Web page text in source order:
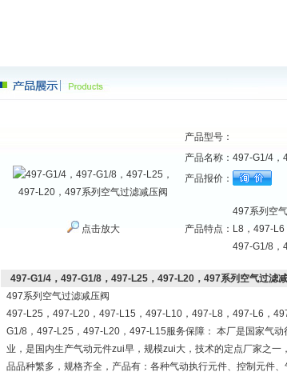
点击放大
产品型号：
产品名称： 497-G1/4，
产品报价：
产品特点：
497系列空
L8，497-
497-G1/8，
497-G1/4，497-G1/8，497-L25，497-L20，497系列空气过滤
497系列空气过滤减压阀
497-L25，497-L20，497-L15，497-L10，497-L8，497-L6，
G1/8，497-L25，497-L20，497-L15服务保障： 本厂是国家气
业，是国内生产气动元件zui早，规模zui大，技术的定点厂家
品品种繁多，规格齐全，产品有：各种气动执行元件、控制元件